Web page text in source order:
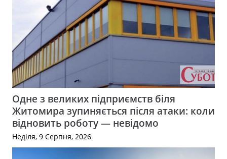
Одне з великих підприємств біля
Житомира зупиняється після атаки: коли
відновить роботу — невідомо
Неділя, 9 Серпня, 2026